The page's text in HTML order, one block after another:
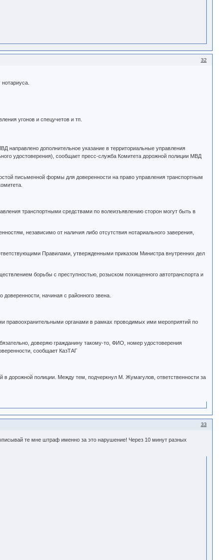
32
угонов и спецучетов и тп.
направлено дополнительное указание в территориальные управления
удостоверения), сообщает пресс-служба Комитета дорожной полиции МВД
письменной формы для доверенности на право управления транспортным
транспортными средствами по волеизъявлению сторон могут быть в
независимо от наличия либо отсутствия нотариального заверения,
Правилами, утвержденными приказом Министра внутренних дел
борьбы с преступностью, розыском похищенного автотранспорта и
начиная с районного звена.
правоохранительными органами в рамках проводимых ими мероприятий по
доверяю гражданину такому-то, ФИО, номер удостоверения
сообщает КазТАГ
в дорожной полиции. Между тем, подчеркнул М. Жумагулов, ответственности за
33
те мне штраф именно за это нарушение! Через 10 минут разных